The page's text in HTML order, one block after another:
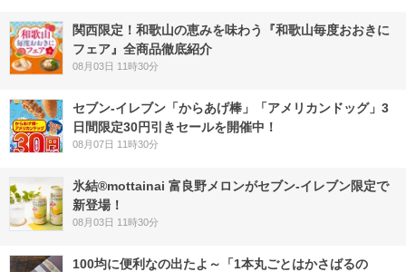
関西限定！和歌山の恵みを味わう『和歌山毎度おおきに
フェア』全商品徹底紹介
08月03日 11時30分
セブン‐イレブン「からあげ棒」「アメリカンドッグ」3
日間限定30円引きセールを開催中！
08月07日 11時30分
氷結®mottainai 富良野メロンがセブン‐イレブン限定で
新登場！
08月03日 11時30分
100均に便利なの出たよ～「1本丸ごとはかさばるの